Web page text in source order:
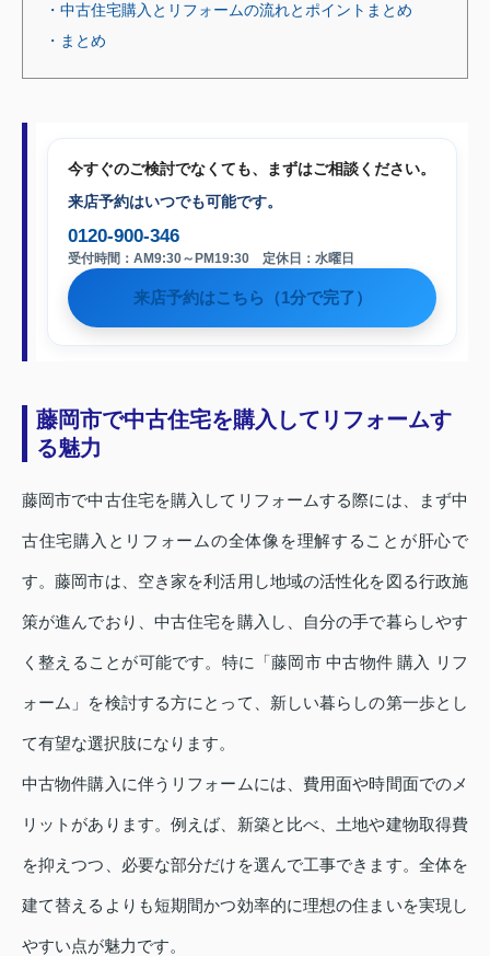
・中古住宅購入とリフォームの流れとポイントまとめ
・まとめ
今すぐのご検討でなくても、まずはご相談ください。
来店予約はいつでも可能です。
0120-900-346
受付時間：AM9:30～PM19:30 定休日：水曜日
来店予約はこちら（1分で完了）
藤岡市で中古住宅を購入してリフォームす
る魅力
藤岡市で中古住宅を購入してリフォームする際には、まず中
古住宅購入とリフォームの全体像を理解することが肝心で
す。藤岡市は、空き家を利活用し地域の活性化を図る行政施
策が進んでおり、中古住宅を購入し、自分の手で暮らしやす
く整えることが可能です。特に「藤岡市 中古物件 購入 リフ
ォーム」を検討する方にとって、新しい暮らしの第一歩とし
て有望な選択肢になります。
中古物件購入に伴うリフォームには、費用面や時間面でのメ
リットがあります。例えば、新築と比べ、土地や建物取得費
を抑えつつ、必要な部分だけを選んで工事できます。全体を
建て替えるよりも短期間かつ効率的に理想の住まいを実現し
やすい点が魅力です。